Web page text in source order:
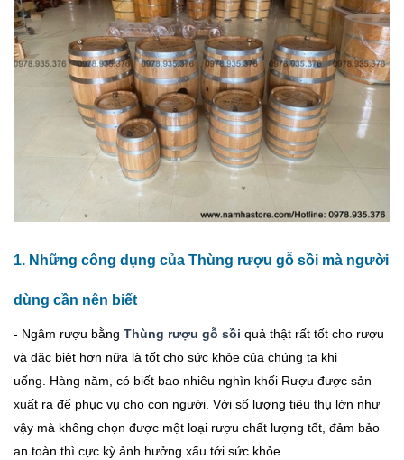
1. Những công dụng của Thùng rượu gỗ sồi mà người
dùng cần nên biết
- Ngâm rượu bằng Thùng rượu gỗ sồi quả thật rất tốt cho rượu
và đặc biệt hơn nữa là tốt cho sức khỏe của chúng ta khi
uống. Hàng năm, có biết bao nhiêu nghìn khối Rượu được sản
xuất ra để phục vụ cho con người. Với số lượng tiêu thụ lớn như
vậy mà không chọn được một loại rượu chất lượng tốt, đảm bảo
an toàn thì cực kỳ ảnh hưởng xấu tới sức khỏe.